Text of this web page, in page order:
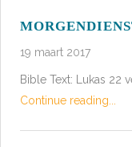
19 maart 2017
Bible Text: Lukas 22
Continue reading...